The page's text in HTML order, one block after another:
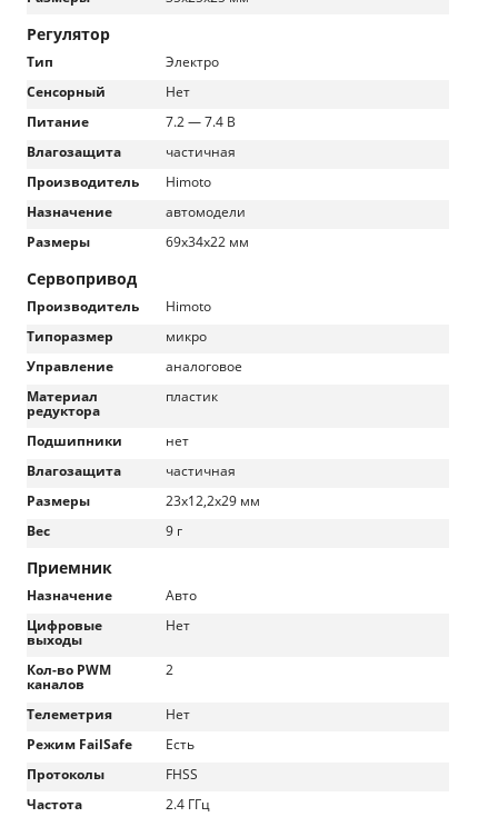
Регулятор
Тип
Электро
Сенсорный
Нет
Питание
7.2 — 7.4 В
Влагозащита
частичная
Производитель
Himoto
Назначение
автомодели
Размеры
69x34x22 мм
Сервопривод
Производитель
Himoto
Типоразмер
микро
Управление
аналоговое
Материал
редуктора
пластик
Подшипники
нет
Влагозащита
частичная
Размеры
23x12,2x29 мм
Вес
9 г
Приемник
Назначение
Авто
Цифровые
выходы
Нет
Кол-во PWM
каналов
2
Телеметрия
Нет
Режим FailSafe
Есть
Протоколы
FHSS
Частота
2.4 ГГц